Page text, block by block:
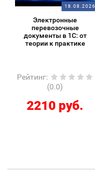
18.08.2026
Электронные
перевозочные
документы в 1С: от
теории к практике
Рейтинг:
(0.0)
2210 руб.